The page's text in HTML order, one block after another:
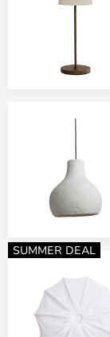
SUMMER DEAL